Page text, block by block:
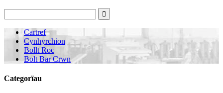
Cartref
Cynhyrchion
Bollt Roc
Bolt Bar Crwn
Categorïau